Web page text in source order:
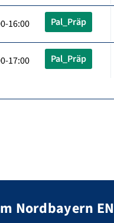
16:00 Pal_Präp
17:00 Pal_Präp
Nordbayern EN